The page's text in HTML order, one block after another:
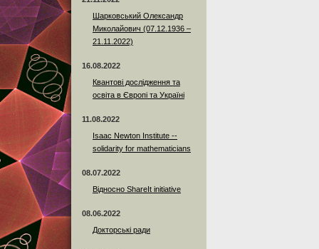
Шарковський Олександр
Миколайович (07.12.1936 –
21.11.2022)
16.08.2022
Квантові дослідження та
освіта в Європі та Україні
11.08.2022
Isaac Newton Institute --
solidarity for mathematicians
08.07.2022
Відносно ShareIt initiative
08.06.2022
Докторські ради